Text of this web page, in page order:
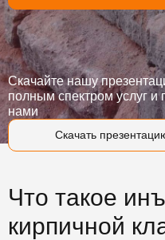
Скачать
Скачайте нашу
полным спектром услуг
нами
Что такое
кирпичной